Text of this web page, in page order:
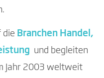
die Branchen Handel,
und begleiten
Jahr 2003 weltweit